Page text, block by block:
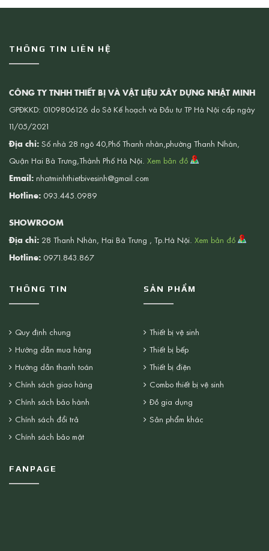
THÔNG TIN LIÊN HỆ
CÔNG TY TNHH THIẾT BỊ VÀ VẬT LIỆU XÂY DỰNG NHẬT MINH
GPĐKKD: 0109806126 do Sở Kế hoạch và Đầu tư TP Hà Nội cấp ngày
11/05/2021
Địa chỉ: Số nhà 28 ngõ 40,Phố Thanh nhàn,phường Thanh Nhàn,
Quận Hai Bà Trưng,Thành Phố Hà Nội. Xem bản đồ
Email: nhatminhthietbivesinh@gmail.com
Hotline: 093.445.0989
SHOWROOM
Địa chỉ: 28 Thanh Nhàn, Hai Bà Trưng , Tp.Hà Nội. Xem bản đồ
Hotline: 0971.843.867
THÔNG TIN
Quy định chung
Hướng dẫn mua hàng
Hướng dẫn thanh toán
Chính sách giao hàng
Chính sách bảo hành
Chính sách đổi trả
Chính sách bảo mật
SẢN PHẨM
Thiết bị vệ sinh
Thiết bị bếp
Thiết bị điện
Combo thiết bị vệ sinh
Đồ gia dụng
Sản phẩm khác
FANPAGE